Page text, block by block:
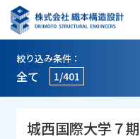
絞り込み条件：
全て 1/401
城西国際大学７期